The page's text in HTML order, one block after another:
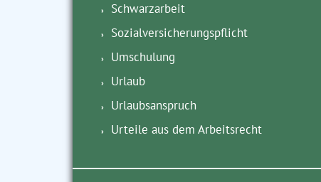
Schwarzarbeit
Sozialversicherungspflicht
Umschulung
Urlaub
Urlaubsanspruch
Urteile aus dem Arbeitsrecht